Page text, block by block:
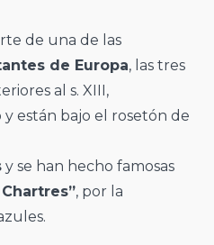
de una de las
de Europa, las tres
al s. XIII,
están bajo el rosetón de
y se han hecho famosas
, por la